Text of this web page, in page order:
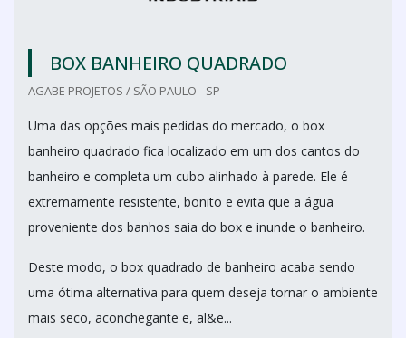
BOX BANHEIRO QUADRADO
AGABE PROJETOS / SÃO PAULO - SP
Uma das opções mais pedidas do mercado, o box
banheiro quadrado fica localizado em um dos cantos do
banheiro e completa um cubo alinhado à parede. Ele é
extremamente resistente, bonito e evita que a água
proveniente dos banhos saia do box e inunde o banheiro.
Deste modo, o box quadrado de banheiro acaba sendo
uma ótima alternativa para quem deseja tornar o ambiente
mais seco, aconchegante e, al&e...